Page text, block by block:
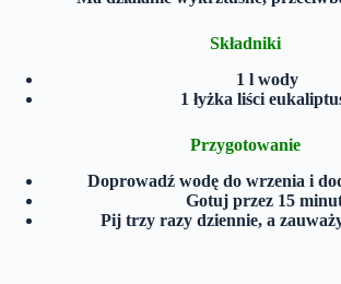
Składniki
1 l wody
1 łyżka liści
Przygotowanie
Doprowadź wodę do wrzenia i
Gotuj przez 15
Pij trzy razy dziennie, a